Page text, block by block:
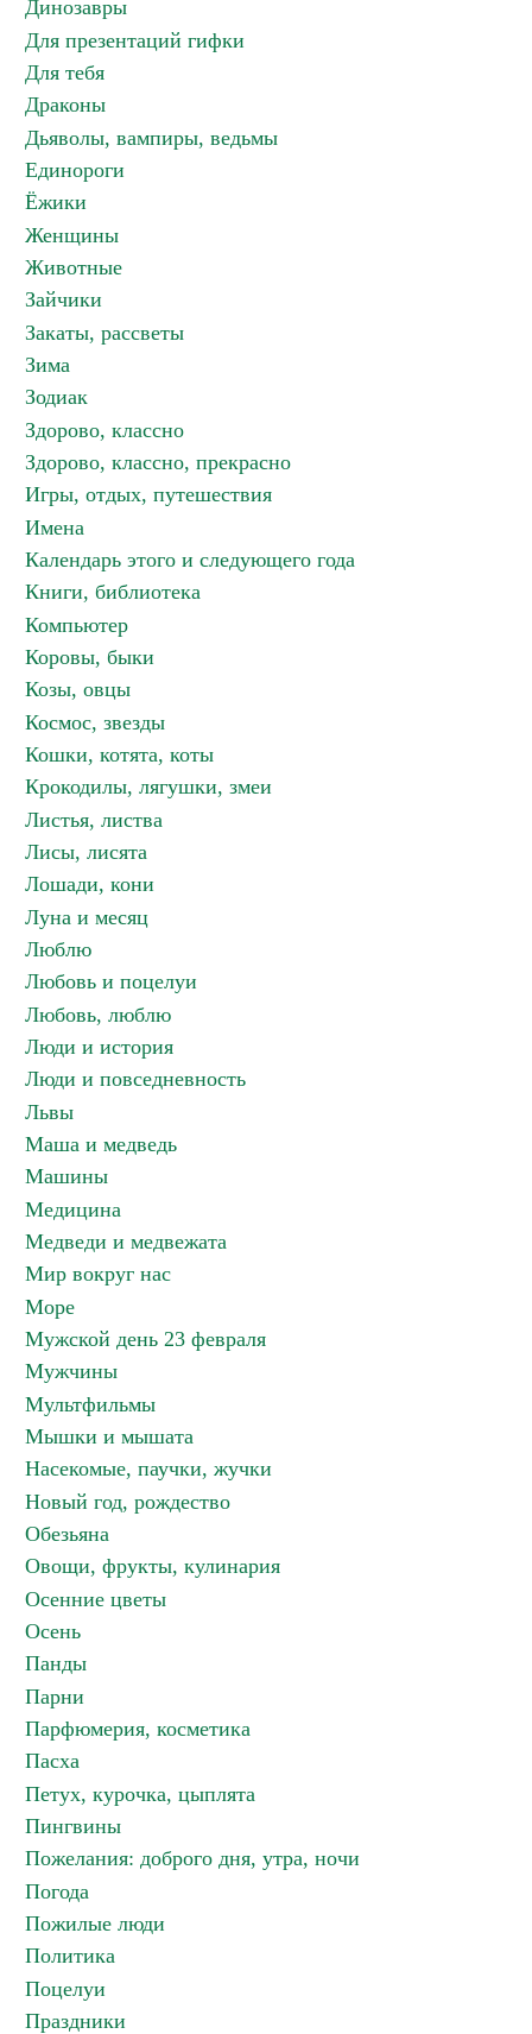
Динозавры
Для презентаций гифки
Для тебя
Драконы
Дьяволы, вампиры, ведьмы
Единороги
Ёжики
Женщины
Животные
Зайчики
Закаты, рассветы
Зима
Зодиак
Здорово, классно
Здорово, классно, прекрасно
Игры, отдых, путешествия
Имена
Календарь этого и следующего года
Книги, библиотека
Компьютер
Коровы, быки
Козы, овцы
Космос, звезды
Кошки, котята, коты
Крокодилы, лягушки, змеи
Листья, листва
Лисы, лисята
Лошади, кони
Луна и месяц
Люблю
Любовь и поцелуи
Любовь, люблю
Люди и история
Люди и повседневность
Львы
Маша и медведь
Машины
Медицина
Медведи и медвежата
Мир вокруг нас
Море
Мужской день 23 февраля
Мужчины
Мультфильмы
Мышки и мышата
Насекомые, паучки, жучки
Новый год, рождество
Обезьяна
Овощи, фрукты, кулинария
Осенние цветы
Осень
Панды
Парни
Парфюмерия, косметика
Пасха
Петух, курочка, цыплята
Пингвины
Пожелания: доброго дня, утра, ночи
Погода
Пожилые люди
Политика
Поцелуи
Праздники